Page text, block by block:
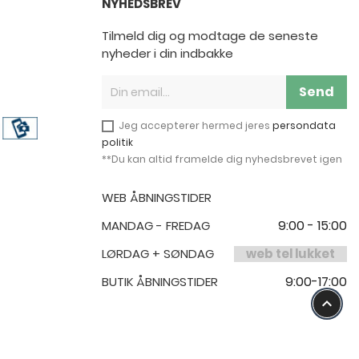
NYHEDSBREV
Tilmeld dig og modtage de seneste
nyheder i din indbakke
Send
Jeg accepterer hermed jeres persondata
politik
**Du kan altid framelde dig nyhedsbrevet igen
WEB ÅBNINGSTIDER
MANDAG - FREDAG
9:00 - 15:00
LØRDAG + SØNDAG
web tel lukket
BUTIK ÅBNINGSTIDER
9:00-17:00
keyboard_arrow_up